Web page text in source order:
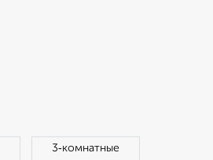
3‑комнатные